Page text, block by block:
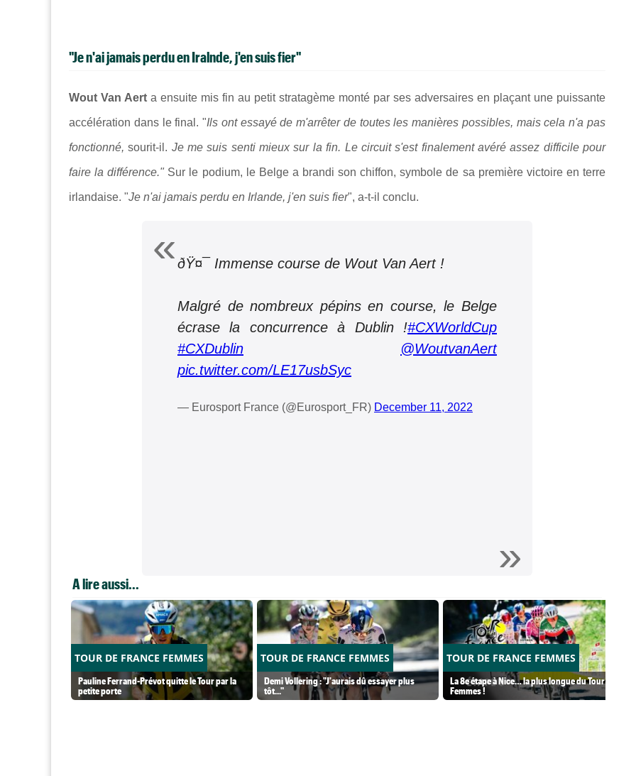
"Je n'ai jamais perdu en Iralnde, j'en suis fier"
Wout Van Aert a ensuite mis fin au petit stratagème monté par ses adversaires en plaçant une puissante
accélération dans le final. "Ils ont essayé de m'arrêter de toutes les manières possibles, mais cela n'a pas
fonctionné,sourit-il. Je me suis senti mieux sur la fin. Le circuit s'est finalement avéré assez difficile pour
faire la différence." Sur le podium, le Belge a brandi son chiffon, symbole de sa première victoire en terre
irlandaise. "Je n'ai jamais perdu en Irlande, j'en suis fier", a-t-il conclu.
ðŸ¤¯ Immense course de Wout Van Aert !
Malgré de nombreux pépins en course, le Belge
écrase la concurrence à Dublin !#CXWorldCup
#CXDublin
@WoutvanAert
pic.twitter.com/LE17usbSyc
— Eurosport France (@Eurosport_FR) December 11, 2022
A lire aussi...
TOUR DE FRANCE FEMMES
Pauline Ferrand-Prévot quitte le Tour par la
petite porte
TOUR DE FRANCE FEMMES
Demi Vollering : "J'aurais dû essayer plus
tôt..."
TOUR DE FRANCE FEMMES
La 8e étape à Nice… la plus longue du Tour
Femmes !